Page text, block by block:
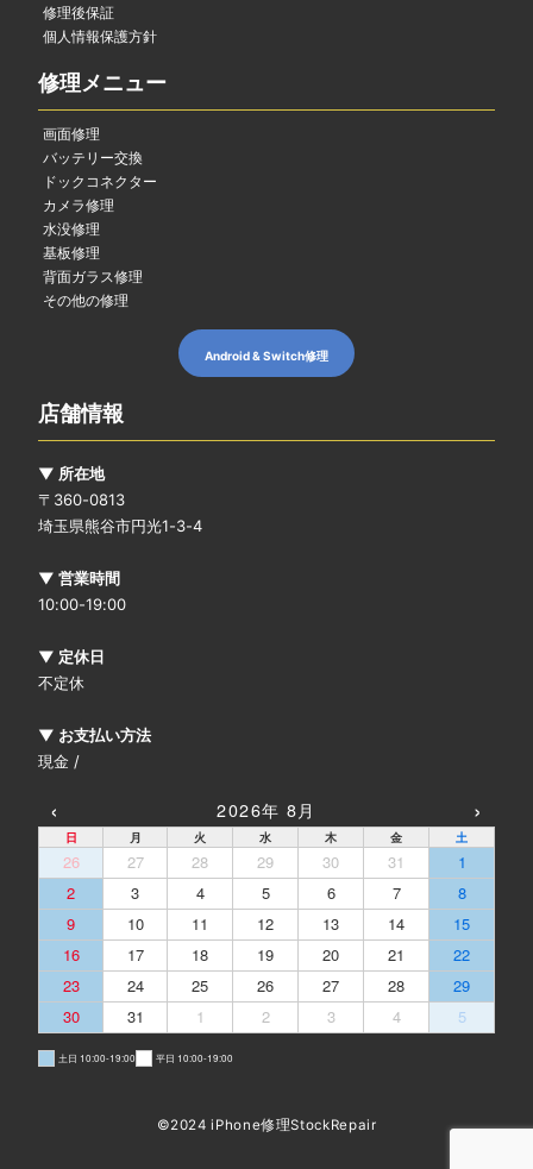
修理後保証
個人情報保護方針
修理メニュー
画面修理
バッテリー交換
ドックコネクター
カメラ修理
水没修理
基板修理
背面ガラス修理
その他の修理
Android & Switch修理
店舗情報
▼ 所在地
〒360-0813
埼玉県熊谷市円光1-3-4
▼ 営業時間
10:00-19:00
▼ 定休日
不定休
▼ お支払い方法
現金 /
‹ 2026年 8月 ›
日 月 火 水 木 金 土
26 27 28 29 30 31
1
2
3 4 5 6 7
8
9
10 11 12 13 14
15
16
17 18 19 20 21
22
23
24 25 26 27 28
29
30
31 1 2 3 4 5
土日 10:00-19:00 平日 10:00-19:00
©2024 iPhone修理StockRepair